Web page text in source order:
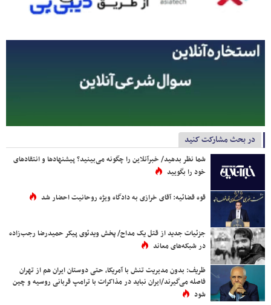
در بحث مشارکت کنید
شما نظر بدهید/ خبرآنلاین را چگونه می‌بینید؟ پیشنهادها و انتقادهای
خود را بگویید
قوه قضائیه: آقای خرازی به دادگاه ویژه روحانیت احضار شد
جزئیات جدید از قتل یک مداح/ پخش ویدئوی پیکر حمیدرضا رجب‌زاده
در شبکه‌های معاند
ظریف: بدون مدیریت تنش با آمریکا، حتی دوستان ایران هم از تهران
فاصله می‌گیرند/ایران نباید در مذاکرات با ترامپ قربانی روسیه و چین
شود